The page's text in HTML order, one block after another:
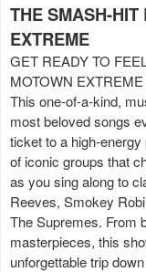
THE SMASH-HIT
EXTREME
GET READY TO
MOTOWN EXTREME
This one-of-a-kind,
most beloved songs
ticket to a high-
of iconic groups that
as you sing along to
Reeves, Smokey
The Supremes. From
masterpieces, this
unforgettable trip